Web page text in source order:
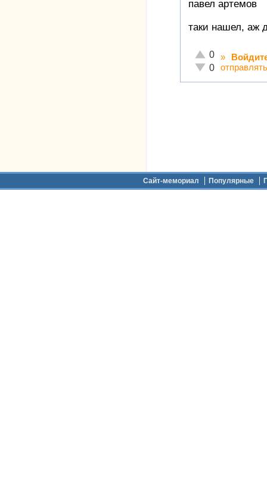
павел артемов
таки нашел, аж
Отлично!
0
Неадекватно!
0
»
Сайт-мемориал Популярные